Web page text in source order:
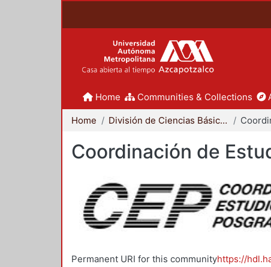
Home Communities & Collections
Home División de Ciencias Básicas e Ingeniería
Coordinación de
Permanent URI for this communityhttps://